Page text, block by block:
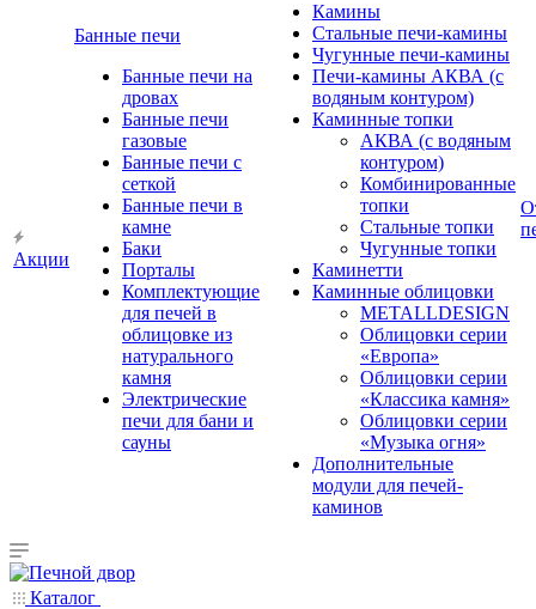
Акции
Банные печи
Банные печи на
дровах
Банные печи
газовые
Банные печи с
сеткой
Банные печи в
камне
Баки
Порталы
Комплектующие
для печей в
облицовке из
натурального
камня
Электрические
печи для бани и
сауны
Камины
Стальные печи-камины
Чугунные печи-камины
Печи-камины АКВА (с
водяным контуром)
Каминные топки
АКВА (с водяным
контуром)
Комбинированные
топки
Стальные топки
Чугунные топки
Каминетти
Каминные облицовки
METALLDESIGN
Облицовки серии
«Европа»
Облицовки серии
«Классика камня»
Облицовки серии
«Музыка огня»
Дополнительные
модули для печей-
каминов
Каталог